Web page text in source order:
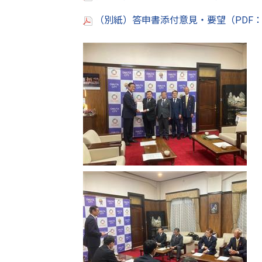
（別紙）答申書添付意見・要望（PDF